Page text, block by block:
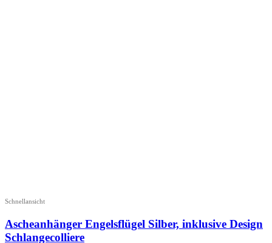
Schnellansicht
Ascheanhänger Engelsflügel Silber, inklusive Design
Schlangecolliere